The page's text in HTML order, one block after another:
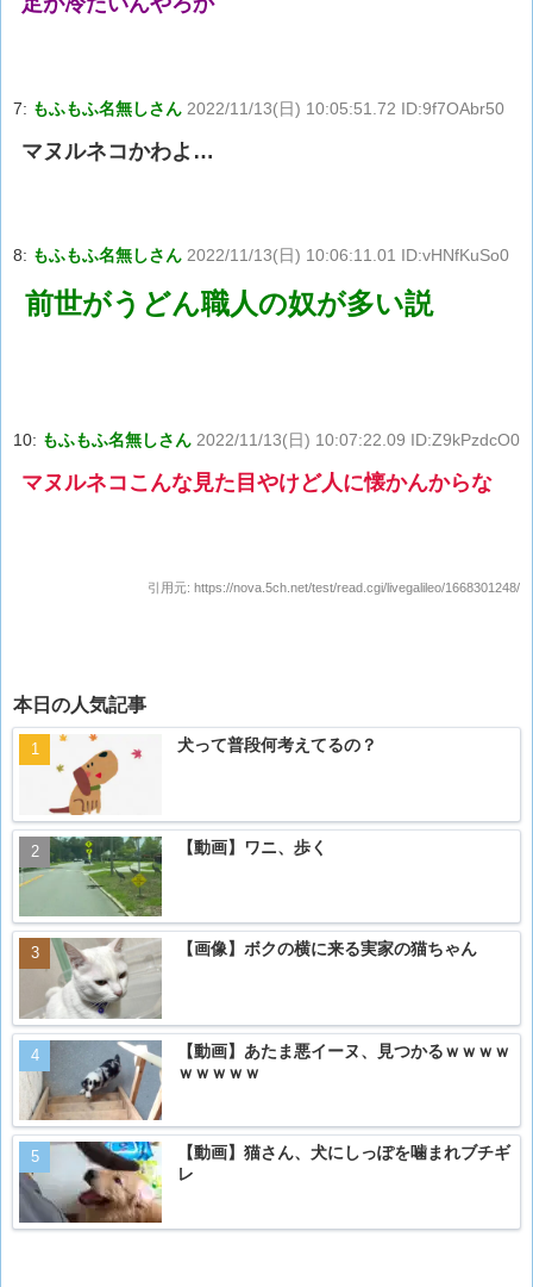
7: もふもふ名無しさん 2022/11/13(日) 10:05:51.72 ID:9f7OAbr50
マヌルネコかわよ…
8: もふもふ名無しさん 2022/11/13(日) 10:06:11.01 ID:vHNfKuSo0
前世がうどん職人の奴が多い説
10: もふもふ名無しさん 2022/11/13(日) 10:07:22.09 ID:Z9kPzdcO0
マヌルネコこんな見た目やけど人に懐かんからな
引用元: https://nova.5ch.net/test/read.cgi/livegalileo/1668301248/
本日の人気記事
犬って普段何考えてるの？
【動画】ワニ、歩く
【画像】ボクの横に来る実家の猫ちゃん
【動画】あたま悪イーヌ、見つかるｗｗｗｗ
ｗｗｗｗｗ
【動画】猫さん、犬にしっぽを噛まれブチギ
レ